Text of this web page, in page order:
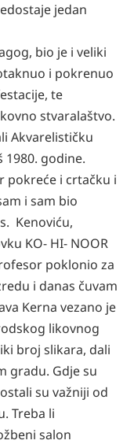
jedan
bio je i veliki
i pokrenuo
te
stvaralaštvo.
Akvarelističku
1980. godine.
pokreće i crtačku i
i sam bio
Kenoviću,
KO- HI- NOOR
poklonio za
i danas čuvam
Kerna vezano je
likovnog
broj slikara, dali
gradu. Gdje su
su važniji od
Treba li
salon